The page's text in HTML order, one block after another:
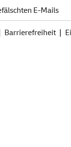
E-Mails
Barrierefreiheit